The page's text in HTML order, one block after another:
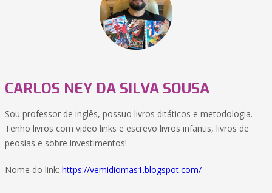
CARLOS NEY DA SILVA SOUSA
Sou professor de inglês, possuo livros ditáticos e metodologia.
Tenho livros com video links e escrevo livros infantis, livros de
peosias e sobre investimentos!
Nome do link: https://vemidiomas1.blogspot.com/